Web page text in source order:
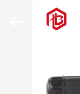
PRODUITS